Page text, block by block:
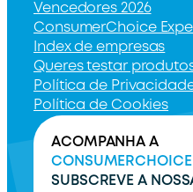
Vencedores 2026
ConsumerChoice
Index de empresas
Queres testar
Política de
Política de Cookies
ACOMPANHA A
CONSUMERCHOICE
SUBSCREVE A